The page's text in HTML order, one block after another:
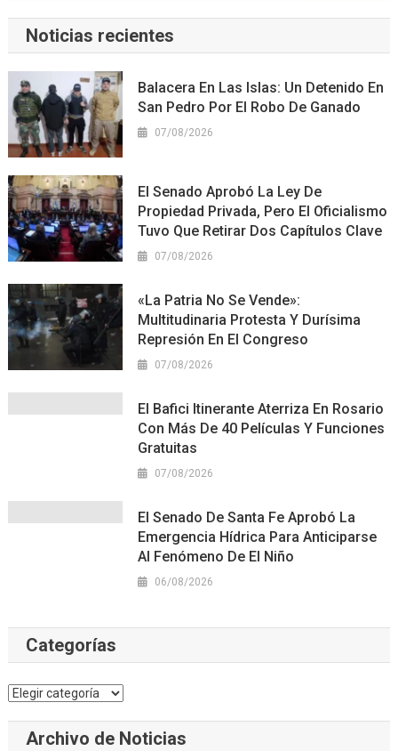
Noticias recientes
Balacera En Las Islas: Un Detenido En
San Pedro Por El Robo De Ganado
07/08/2026
El Senado Aprobó La Ley De
Propiedad Privada, Pero El Oficialismo
Tuvo Que Retirar Dos Capítulos Clave
07/08/2026
«La Patria No Se Vende»:
Multitudinaria Protesta Y Durísima
Represión En El Congreso
07/08/2026
El Bafici Itinerante Aterriza En Rosario
Con Más De 40 Películas Y Funciones
Gratuitas
07/08/2026
El Senado De Santa Fe Aprobó La
Emergencia Hídrica Para Anticiparse
Al Fenómeno De El Niño
06/08/2026
Categorías
Categorías
Archivo de Noticias